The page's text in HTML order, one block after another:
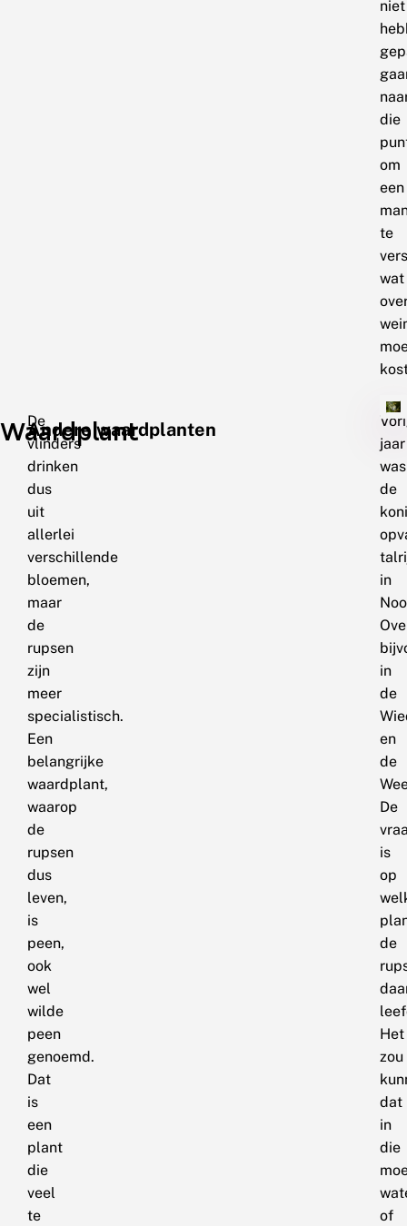
niet
die
om
een
te
wat
Waardplant
De
vlinders
drinken
dus
uit
allerlei
verschillende
bloemen,
maar
de
rupsen
zijn
meer
specialistisch.
Een
belangrijke
waardplant,
waarop
de
rupsen
dus
leven,
is
peen,
ook
wel
wilde
peen
genoemd.
Dat
is
een
plant
die
veel
te
Andere waardplanten
jaar
was
de
in
in
de
en
de
De
is
op
de
Het
zou
dat
in
die
of